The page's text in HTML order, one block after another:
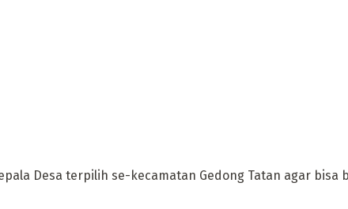
Desa terpilih se-kecamatan Gedong Tatan agar